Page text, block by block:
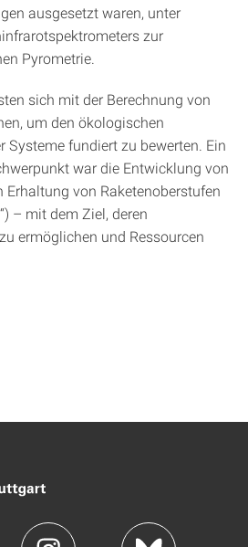
ausgesetzt waren, unter
zur
Pyrometrie.
sich mit der Berechnung von
um den ökologischen
Systeme fundiert zu bewerten. Ein
war die Entwicklung von
Erhaltung von Raketenoberstufen
– mit dem Ziel, deren
ermöglichen und Ressourcen